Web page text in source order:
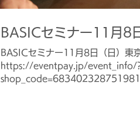
BASICセミナー11月8
BASICセミナー11月8日（日）東
https://eventpay.jp/event_info/